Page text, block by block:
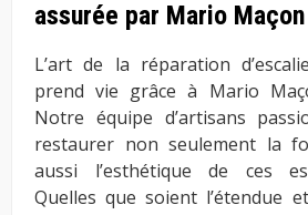
assurée par Mario Maçon
L’art de la réparation
prend vie grâce à Mario
Notre équipe d’artisans
restaurer non seulement la
aussi l’esthétique de ces
Quelles que soient l’étendue